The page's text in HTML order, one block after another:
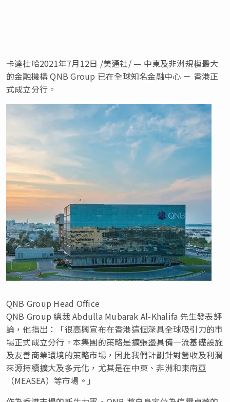
卡達杜哈2021年7月12日 /美通社/ — 中東及非洲規模最大
的金融機構 QNB Group 已在全球知名金融中心 － 香港正
式成立分行。
QNB Group Head Office
QNB Group 總裁 Abdulla Mubarak Al-Khalifa 先生發表評
論，他指出：「很高興宣布在香港這個深具全球吸引力的市
場正式成立分行。本集團的策略是擴張盪具備一流基礎設施
及友善商業環境的策略市場，因此我們計劃針對營收及利潤
來源持續擴大及多元化，尤其是在中東、非洲和東南亞
（MEASEA）等市場。」